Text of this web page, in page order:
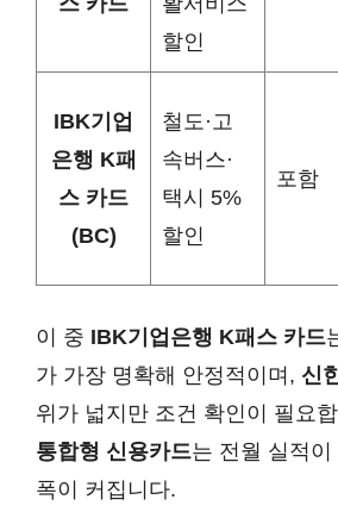
할인
IBK기업
은행 K패
스 카드
(BC)
철도·고
속버스·
택시 5%
할인
포함
이 중 IBK기업은행 K패스 카드
가 가장 명확해 안정적이며, 신
위가 넓지만 조건 확인이 필요
통합형 신용카드는 전월 실적
폭이 커집니다.